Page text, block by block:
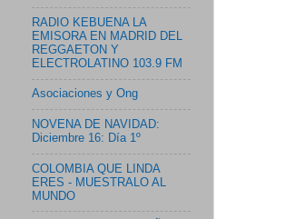
RADIO KEBUENA LA
EMISORA EN MADRID DEL
REGGAETON Y
ELECTROLATINO 103.9 FM
Asociaciones y Ong
NOVENA DE NAVIDAD:
Diciembre 16: Día 1º
COLOMBIA QUE LINDA
ERES - MUESTRALO AL
MUNDO